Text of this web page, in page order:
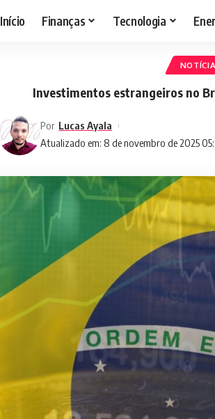
Início Finanças Tecnologia
Investimentos estrangeiros no
Atualizado em: 8 de novembro de 2025
Por Lucas Ayala